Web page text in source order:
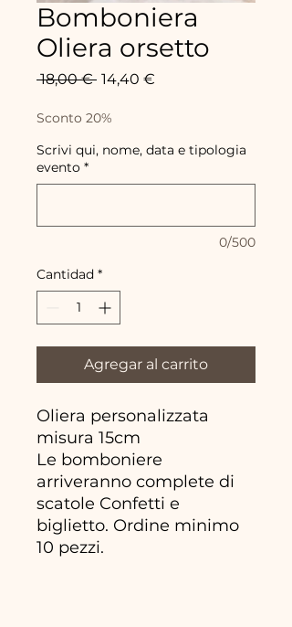
Bomboniera
Oliera orsetto
18,00 € Precio
14,40 €
Sconto 20%
Scrivi qui, nome, data e tipologia
evento *
0/500
Cantidad *
Agregar al carrito
Oliera personalizzata
misura 15cm
Le bomboniere
arriveranno complete di
scatole Confetti e
biglietto. Ordine minimo
10 pezzi.